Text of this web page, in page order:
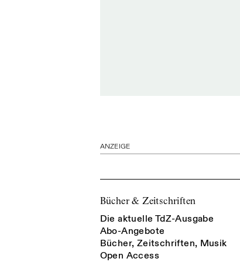
ANZEIGE
Bücher & Zeitschriften
Die aktuelle TdZ-Ausgabe
Abo-Angebote
Bücher, Zeitschriften, Musik
Open Access